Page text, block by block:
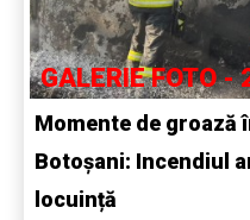
GALERIE FOTO
Momente de groază
Botoșani: Incendiul
locuință